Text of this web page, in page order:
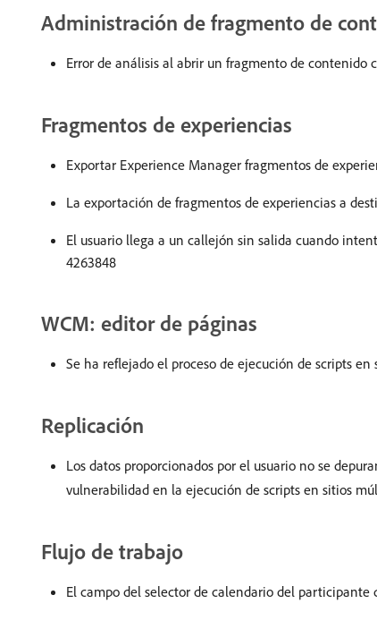
Administración de fragmento de
Error de análisis al abrir un fragmento de contenido
Fragmentos de experiencias
Exportar Experience Manager fragmentos de
La exportación de fragmentos de experiencias a
El usuario llega a un callejón sin salida cuando
4263848
WCM: editor de páginas
Se ha reflejado el proceso de ejecución de scripts
Replicación
Los datos proporcionados por el usuario no se
vulnerabilidad en la ejecución de scripts en sitios
Flujo de trabajo
El campo del selector de calendario del participante